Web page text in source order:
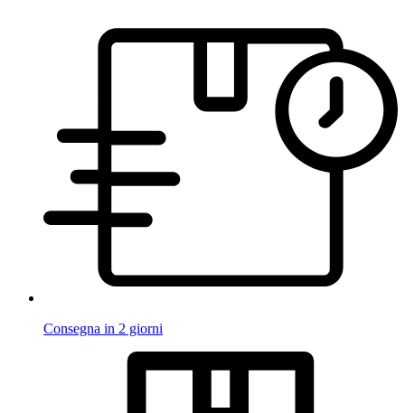
Consegna in 2 giorni